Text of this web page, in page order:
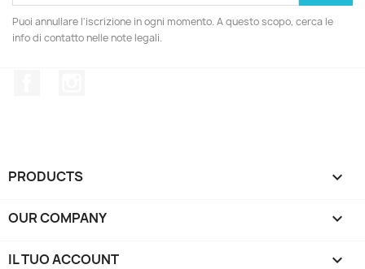
Puoi annullare l'iscrizione in ogni momento. A questo scopo, cerca le
info di contatto nelle note legali.
PRODUCTS 
OUR COMPANY 
IL TUO ACCOUNT 